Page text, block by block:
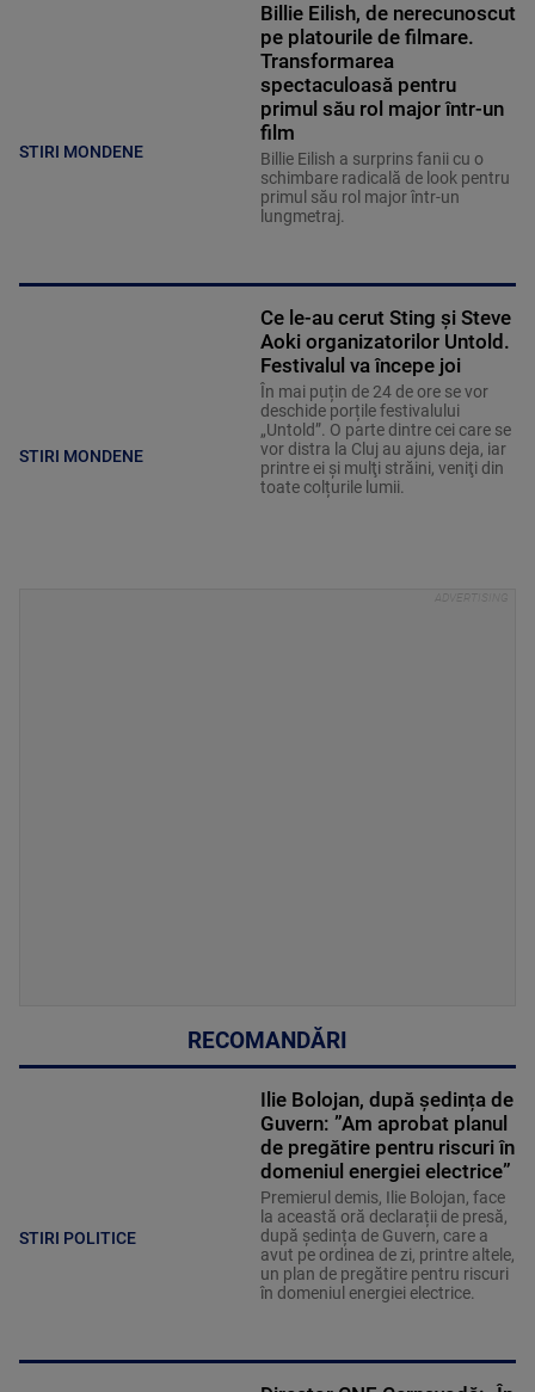
STIRI MONDENE
Billie Eilish, de nerecunoscut
pe platourile de filmare.
Transformarea
spectaculoasă pentru
primul său rol major într-un
film
Billie Eilish a surprins fanii cu o
schimbare radicală de look pentru
primul său rol major într-un
lungmetraj.
STIRI MONDENE
Ce le-au cerut Sting și Steve
Aoki organizatorilor Untold.
Festivalul va începe joi
În mai puțin de 24 de ore se vor
deschide porțile festivalului
„Untold”. O parte dintre cei care se
vor distra la Cluj au ajuns deja, iar
printre ei și mulţi străini, veniţi din
toate colțurile lumii.
RECOMANDĂRI
STIRI POLITICE
Ilie Bolojan, după ședința de
Guvern: ”Am aprobat planul
de pregătire pentru riscuri în
domeniul energiei electrice”
Premierul demis, Ilie Bolojan, face
la această oră declarații de presă,
după ședința de Guvern, care a
avut pe ordinea de zi, printre altele,
un plan de pregătire pentru riscuri
în domeniul energiei electrice.